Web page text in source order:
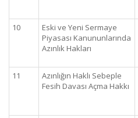
10
Eski ve Yeni Sermaye
Piyasası Kanununlarında
Azınlık Hakları
11
Azınlığın Haklı Sebeple
Fesih Davası Açma Hakkı